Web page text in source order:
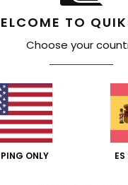
Gerard 14. julio 2026
Que lo disfrutes
TO
Choose your
ONLY